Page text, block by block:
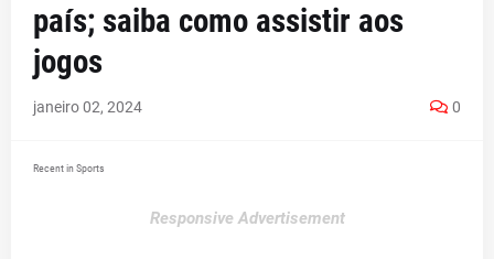
país; saiba como assistir aos
jogos
janeiro 02, 2024 0
Recent in Sports
Responsive Advertisement